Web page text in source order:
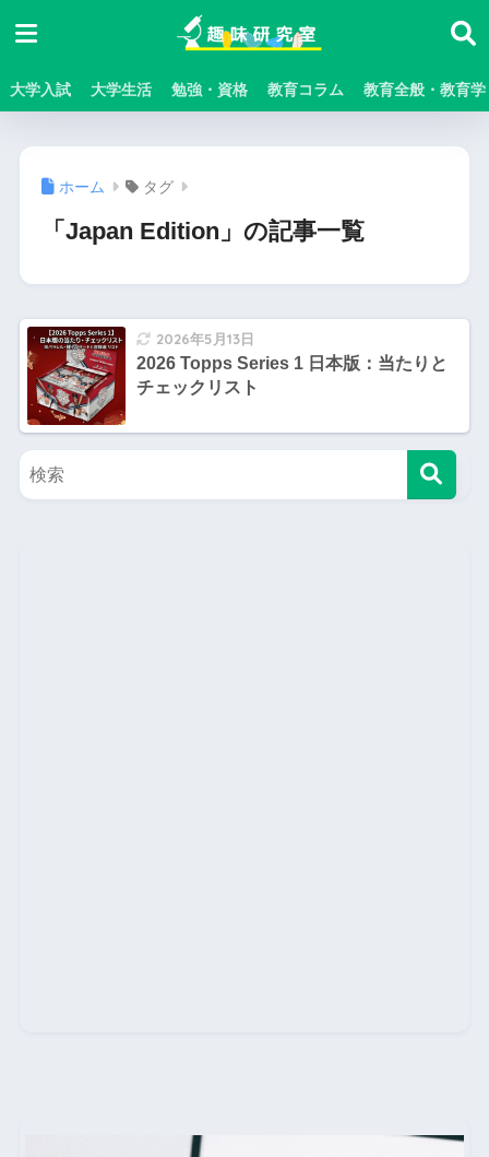
大学入試 大学生活 勉強・資格 教育コラム 教育全般・教育学
ホーム タグ
「Japan Edition」の記事一覧
2026年5月13日
2026 Topps Series 1 日本版：当たりと
チェックリスト